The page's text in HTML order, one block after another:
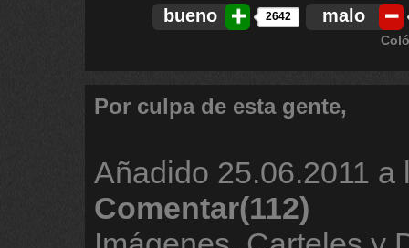
bueno 2642 malo
Por culpa de esta gente,
Añadido 25.06.2011 a
Comentar(112)